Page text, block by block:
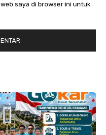
saya di browser ini untuk